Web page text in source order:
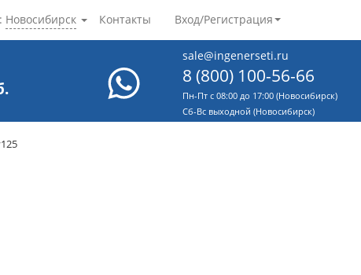
Контакты Вход/Регистрация
Новосибирск
sale@ingenerseti.ru
8 (800) 100-56-66
Пн-Пт с 08:00 до 17:00 (Новосибирск)
Cб-Вс выходной (Новосибирск)